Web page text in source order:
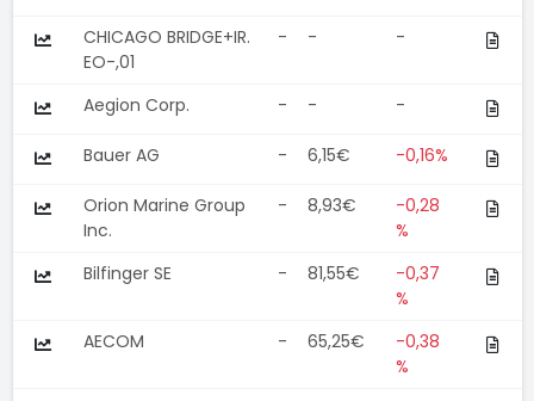
CHICAGO BRIDGE+IR.
EO-,01
- - -
Aegion Corp. - - -
Bauer AG - 6,15€ -0,16%
Orion Marine Group
Inc.
- 8,93€
-0,28
%
Bilfinger SE
- 81,55€
-0,37
%
AECOM
- 65,25€
-0,38
%